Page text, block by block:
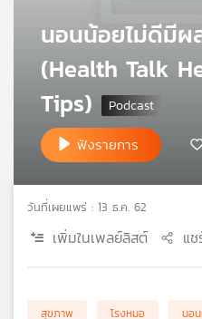
เกี่ยว
เครือ
ข่าย
ไทย
นอนน้อยไม่ดีมี
(Health Talk
Tips)
ฟังรายการ
วันที่เผยแพร่ : 13 ธ.ค. 62
เพิ่มในเพลย์ลิสต์ แช
สุขภาพ โรงหมอ นอ